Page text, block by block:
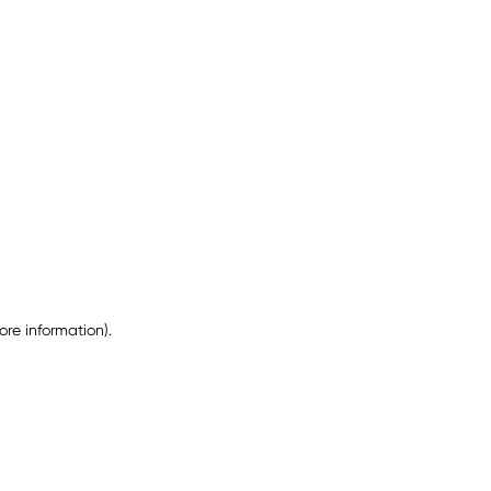
information).